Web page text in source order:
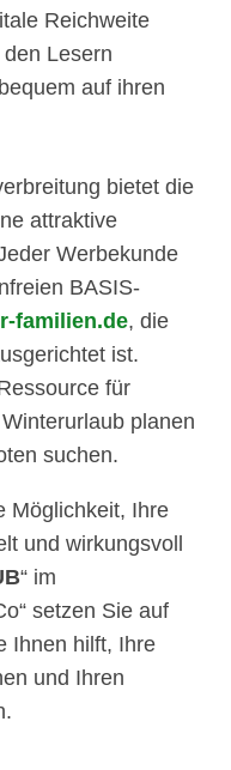
Reichweite
Lesern
auf ihren
bietet die
attraktive
Werbekunde
BASIS-
familien.de, die
ist.
für
planen
suchen.
Möglichkeit, Ihre
und wirkungsvoll
“ im
setzen Sie auf
Ihnen hilft, Ihre
und Ihren